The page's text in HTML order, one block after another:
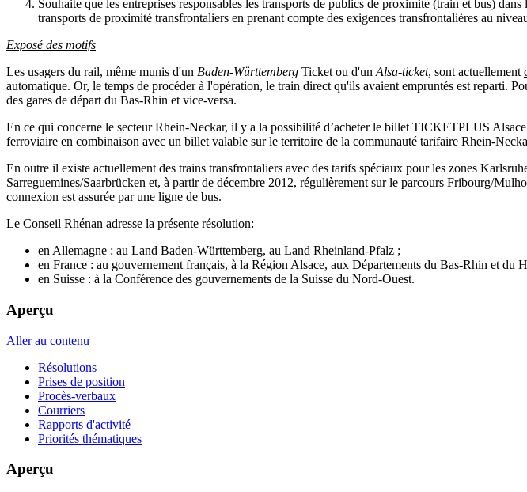
Souhaite que les entreprises responsables les transports de publics de proximité (train et bus)
transports de proximité transfrontaliers en prenant compte des exigences transfrontalières au
Exposé des motifs
Les usagers du rail, même munis d'un Baden-Württemberg Ticket ou d'un Alsa-ticket, sont actuellement
automatique. Or, le temps de procéder à l'opération, le train direct qu'ils avaient empruntés est reparti.
des gares de départ du Bas-Rhin et vice-versa.
En ce qui concerne le secteur Rhein-Neckar, il y a la possibilité d’acheter le billet TICKETPLUS
ferroviaire en combinaison avec un billet valable sur le territoire de la communauté tarifaire Rhein-
En outre il existe actuellement des trains transfrontaliers avec des tarifs spéciaux pour les zones
Sarreguemines/Saarbrücken et, à partir de décembre 2012, régulièrement sur le parcours Fribourg/
connexion est assurée par une ligne de bus.
Le Conseil Rhénan adresse la présente résolution:
en Allemagne : au Land Baden-Württemberg, au Land Rheinland-Pfalz ;
en France : au gouvernement français, à la Région Alsace, aux Départements du Bas-Rhin et du
en Suisse : à la Conférence des gouvernements de la Suisse du Nord-Ouest.
Aperçu
Aller au contenu
Résolutions
Prises de position
Procès-verbaux
Courriers
Rapports d'activité
Priorités thématiques
Aperçu